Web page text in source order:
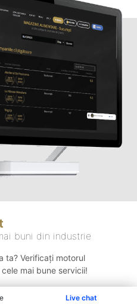
Live chat
buni din industrie
ta? Verificați motorul
mai bune servicii!